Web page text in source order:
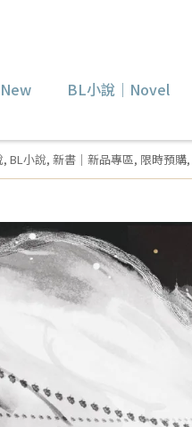
BL小說｜Novel
, BL小說, 新書｜新品專區, 限時預購,